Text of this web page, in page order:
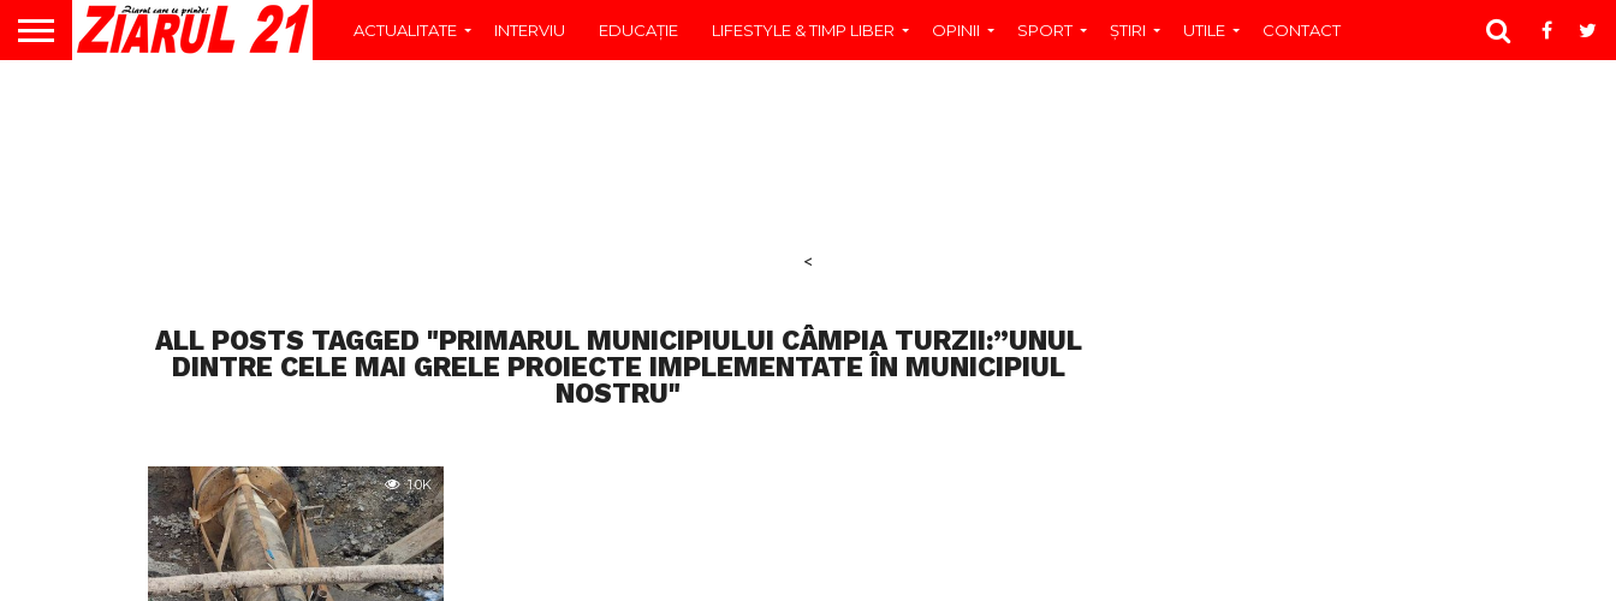
ACTUALITATE INTERVIU EDUCAŢIE LIFESTYLE & TIMP LIBER OPINII SPORT ŞTIRI UTILE CONTACT
<
ALL POSTS TAGGED "PRIMARUL MUNICIPIULUI CÂMPIA TURZII:”UNUL
DINTRE CELE MAI GRELE PROIECTE IMPLEMENTATE ÎN MUNICIPIUL
NOSTRU"
1.0K